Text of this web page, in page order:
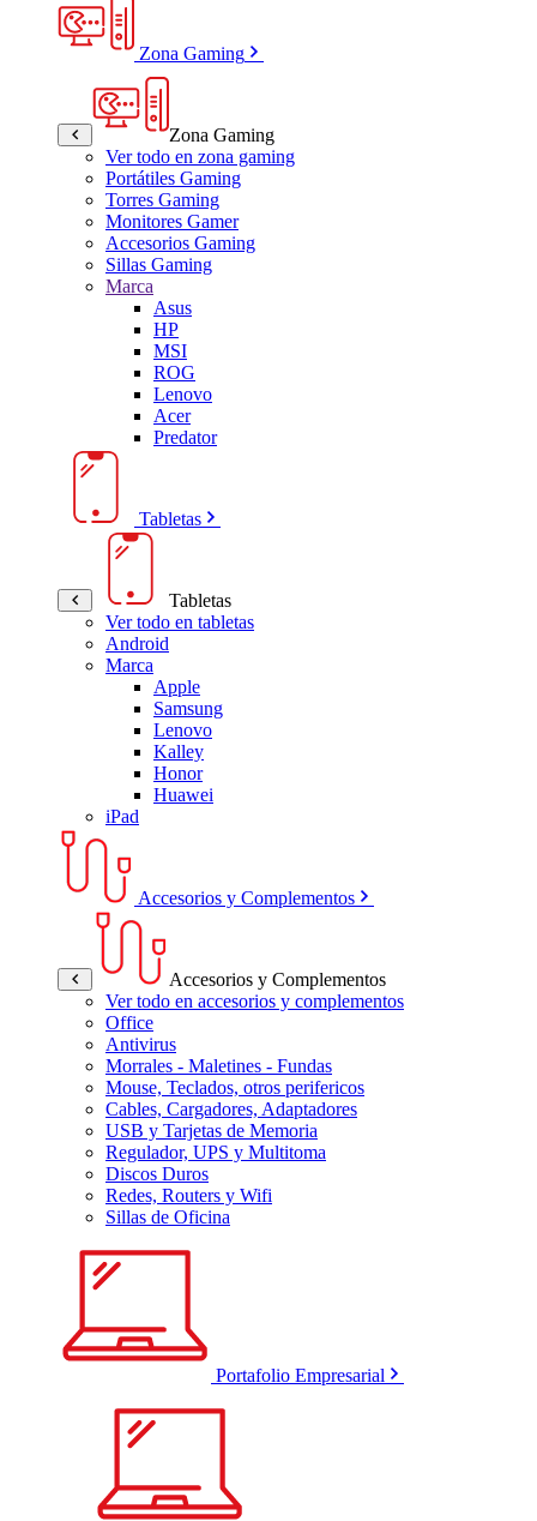
Zona Gaming
Zona Gaming
Ver todo en zona gaming
Portátiles Gaming
Torres Gaming
Monitores Gamer
Accesorios Gaming
Sillas Gaming
Marca
Asus
HP
MSI
ROG
Lenovo
Acer
Predator
Tabletas
Tabletas
Ver todo en tabletas
Android
Marca
Apple
Samsung
Lenovo
Kalley
Honor
Huawei
iPad
Accesorios y Complementos
Accesorios y Complementos
Ver todo en accesorios y complementos
Office
Antivirus
Morrales - Maletines - Fundas
Mouse, Teclados, otros perifericos
Cables, Cargadores, Adaptadores
USB y Tarjetas de Memoria
Regulador, UPS y Multitoma
Discos Duros
Redes, Routers y Wifi
Sillas de Oficina
Portafolio Empresarial